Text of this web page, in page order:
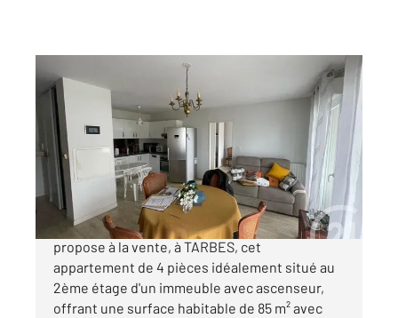
TARBES 65
85,65 m
2 , 4 pièces
Ref : 3323
Appartement F4 à vendre
200 000 €
Votre agence Century 21 GM Immobilier vous
propose à la vente, à TARBES, cet
appartement de 4 pièces idéalement situé au
2ème étage d'un immeuble avec ascenseur,
offrant une surface habitable de 85 m² avec